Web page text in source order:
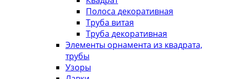
Полоса декоративная
Труба витая
Труба декоративная
Элементы орнамента из квадрата,
трубы
Узоры